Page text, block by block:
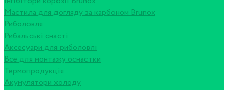
Мастила для догляду за карбоном Brunox
Риболовля
Рибальські снасті
Аксесуари для риболовлі
Все для монтажу оснастки
Термопродукція
Акумулятори холоду